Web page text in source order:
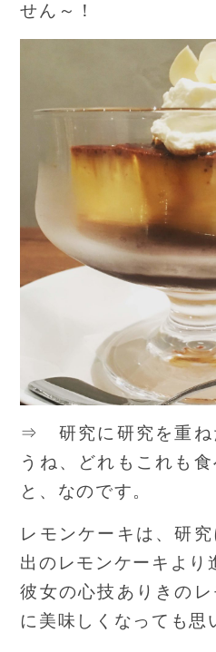
せん～！
⇒ 研究に研究を重ね
うね、どれもこれも
と、なのです。
レモンケーキは、研
出のレモンケーキより
彼女の心技ありきの
に美味しくなっても思